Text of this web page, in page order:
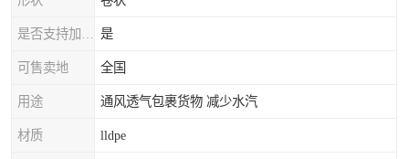
是
可售卖地 全国
用途 通风透气包裹货物 减少水汽
材质 lldpe